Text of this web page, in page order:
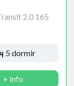
2.0 165
5 dormir
+ info